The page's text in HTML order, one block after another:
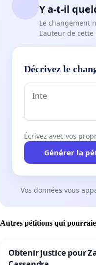
Y a-t-il
Le changement
L'auteur de
Décrivez le
Écrivez avec vos
Générer la
Vos données vous
Autres pétitions qui
Obtenir justice pour